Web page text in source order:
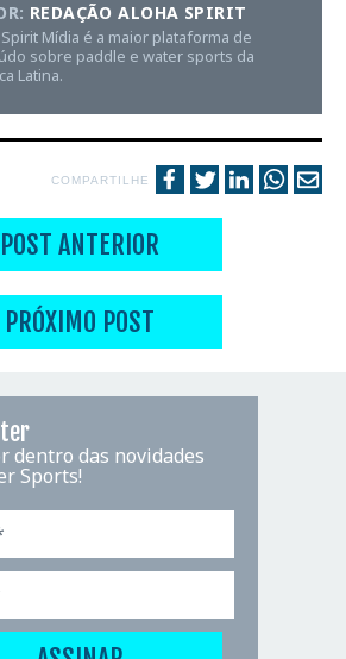
REDAÇÃO ALOHA SPIRIT
Mídia é a maior plataforma de
sobre paddle e water sports da
Latina.
COMPARTILHE
POST ANTERIOR
PRÓXIMO POST
dentro das novidades
Sports!